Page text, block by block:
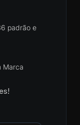
padrão e
Marca